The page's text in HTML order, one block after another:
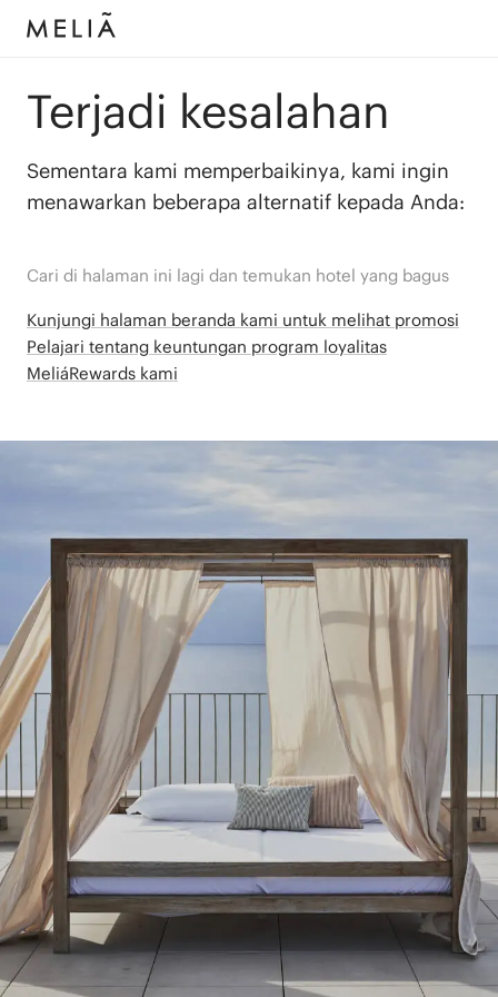
Terjadi kesalahan
Sementara kami memperbaikinya, kami ingin
menawarkan beberapa alternatif kepada Anda:
Cari di halaman ini lagi dan temukan hotel yang bagus
Kunjungi halaman beranda kami untuk melihat promosi
Pelajari tentang keuntungan program loyalitas
MeliáRewards kami